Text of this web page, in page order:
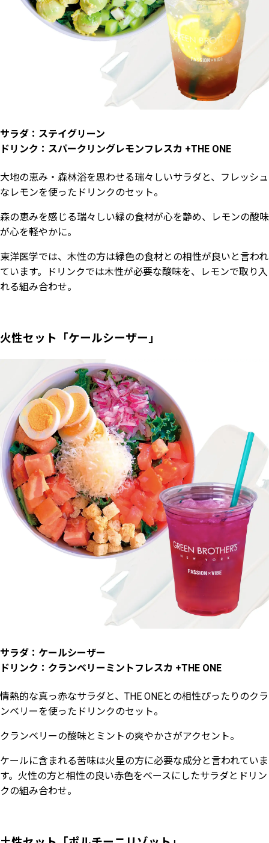
サラダ：ステイグリーン
ドリンク：スパークリングレモンフレスカ +THE ONE
大地の恵み・森林浴を思わせる瑞々しいサラダと、フレッシュ
なレモンを使ったドリンクのセット。
森の恵みを感じる瑞々しい緑の食材が心を静め、レモンの酸味
が心を軽やかに。
東洋医学では、木性の方は緑色の食材との相性が良いと言われ
ています。ドリンクでは木性が必要な酸味を、レモンで取り入
れる組み合わせ。
火性セット「ケールシーザー」
サラダ：ケールシーザー
ドリンク：クランベリーミントフレスカ +THE ONE
情熱的な真っ赤なサラダと、THE ONEとの相性ぴったりのクラ
ンベリーを使ったドリンクのセット。
クランベリーの酸味とミントの爽やかさがアクセント。
ケールに含まれる苦味は火星の方に必要な成分と言われていま
す。火性の方と相性の良い赤色をベースにしたサラダとドリン
クの組み合わせ。